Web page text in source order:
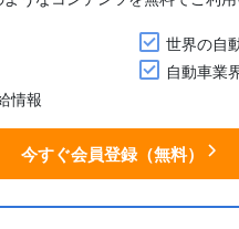
世界の自
自動車業
情報
今すぐ会員登録（無料）